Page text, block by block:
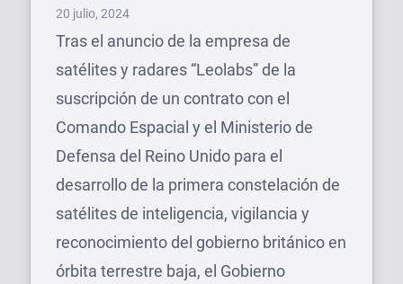
Publicado
el
20 julio, 2024
Tras el anuncio de la empresa de
satélites y radares “Leolabs” de la
suscripción de un contrato con el
Comando Espacial y el Ministerio de
Defensa del Reino Unido para el
desarrollo de la primera constelación de
satélites de inteligencia, vigilancia y
reconocimiento del gobierno británico en
órbita terrestre baja, el Gobierno